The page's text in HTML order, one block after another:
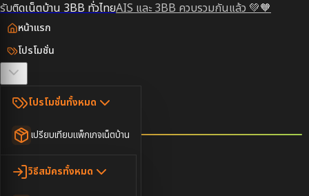
รับติดเน็ตบ้าน 3BB ทั่วไทยAIS และ 3BB ควบรวมกันแล้ว 💚🧡
หน้าแรก
โปรโมชั่น
โปรโมชั่นทั้งหมด
เปรียบเทียบแพ็กเกจเน็ตบ้าน
ตรวจสอบพื้นที่
วิธีสมัครทั้งหมด
อุปกรณ์